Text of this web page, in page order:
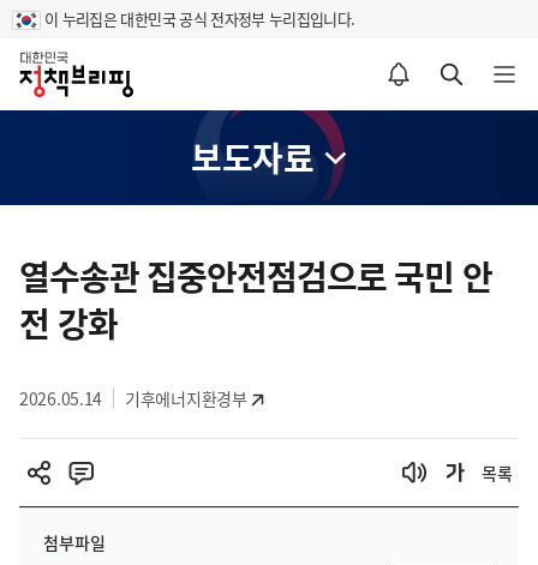
이 누리집은 대한민국 공식 전자정부 누리집입니다.
홈
알림설정 바로가기 검색 바로가기 메뉴 열기
보도자료
텐
영
열수송관 집중안전점검으로 국민 안
전 강화
2026.05.14 기후에너지환경부
목록
첨부파일